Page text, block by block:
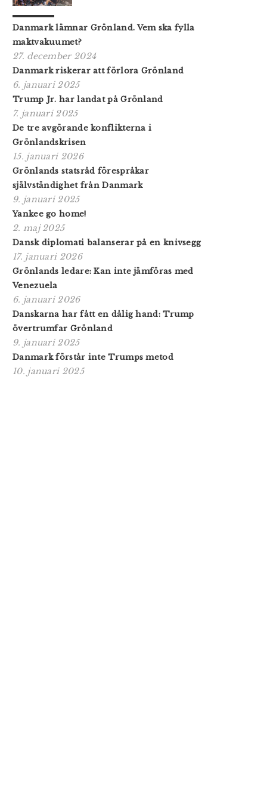
Danmark lämnar Grönland. Vem ska fylla
maktvakuumet?
27. december 2024
Danmark riskerar att förlora Grönland
6. januari 2025
Trump Jr. har landat på Grönland
7. januari 2025
De tre avgörande konflikterna i
Grönlandskrisen
15. januari 2026
Grönlands statsråd förespråkar
självständighet från Danmark
9. januari 2025
Yankee go home!
2. maj 2025
Dansk diplomati balanserar på en knivsegg
17. januari 2026
Grönlands ledare: Kan inte jämföras med
Venezuela
6. januari 2026
Danskarna har fått en dålig hand: Trump
övertrumfar Grönland
9. januari 2025
Danmark förstår inte Trumps metod
10. januari 2025